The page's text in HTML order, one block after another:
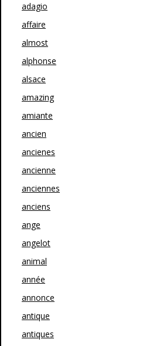
adagio
affaire
almost
alphonse
alsace
amazing
amiante
ancien
ancienes
ancienne
anciennes
anciens
ange
angelot
animal
année
annonce
antique
antiques